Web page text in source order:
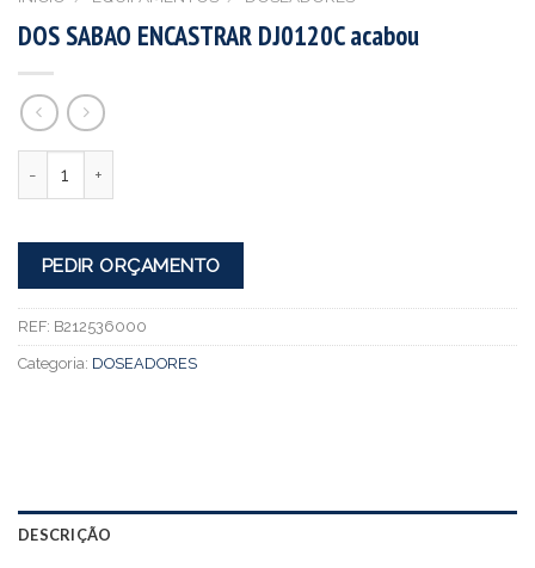
DOS SABAO ENCASTRAR DJ0120C acabou
PEDIR ORÇAMENTO
REF: B212536000
Categoria: DOSEADORES
DESCRIÇÃO